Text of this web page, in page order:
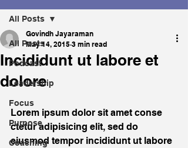
All Posts
Podcast
Leadership
Focus
Purpose
Coaching
All Posts
Incididunt ut labore et
dolore
Govindh Jayaraman
May 14, 2015 3 min read
Lorem ipsum dolor sit amet conse
ctetur adipisicing elit, sed do
eiusmod tempor incididunt ut labore